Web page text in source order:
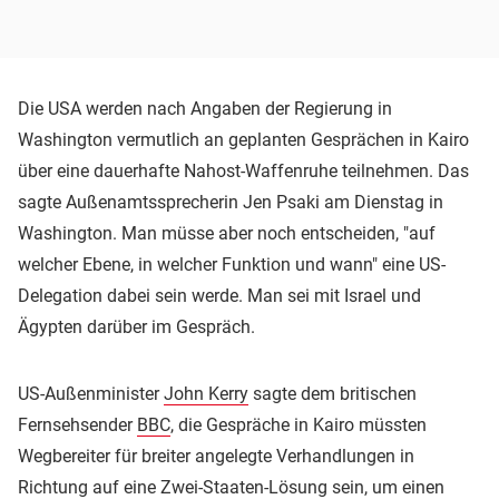
Die USA werden nach Angaben der Regierung in
Washington vermutlich an geplanten Gesprächen in Kairo
über eine dauerhafte Nahost-Waffenruhe teilnehmen. Das
sagte Außenamtssprecherin Jen Psaki am Dienstag in
Washington. Man müsse aber noch entscheiden, "auf
welcher Ebene, in welcher Funktion und wann" eine US-
Delegation dabei sein werde. Man sei mit Israel und
Ägypten darüber im Gespräch.
US-AußenministerJohn Kerry sagte dem britischen
Fernsehsender BBC, die Gespräche in Kairo müssten
Wegbereiter für breiter angelegte Verhandlungen in
Richtung auf eine Zwei-Staaten-Lösung sein, um einen